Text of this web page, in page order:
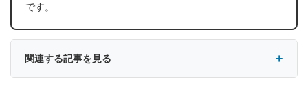
です。
関連する記事を見る